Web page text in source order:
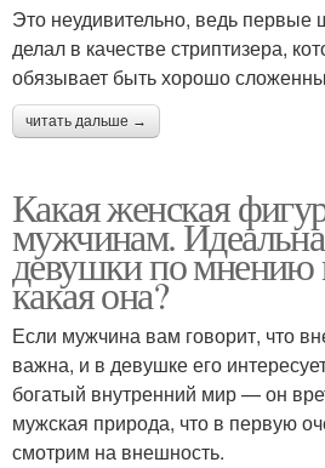
Это неудивительно, ведь первые
делал в качестве стриптизера,
обязывает быть хорошо
читать дальше →
Какая женская
мужчинам.
девушки по
какая она?
Если мужчина вам говорит, что
важна, и в девушке его
богатый внутренний мир — он
мужская природа, что в первую
смотрим на внешность.